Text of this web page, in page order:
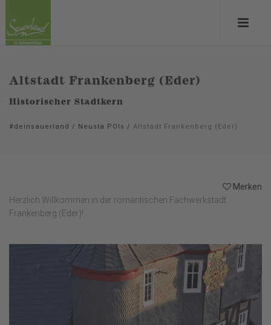
Altstadt Frankenberg (Eder)
Historischer Stadtkern
#deinsauerland / Neusta POIs / Altstadt Frankenberg (Eder)
Merken
Herzlich Willkommen in der romantischen Fachwerkstadt
Frankenberg (Eder)!